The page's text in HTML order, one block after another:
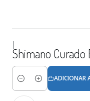
|
Shimano Curado
Quantidade
ADICIONAR